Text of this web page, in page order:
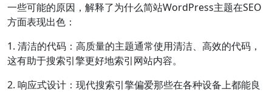
一些可能的原因，解释了为什么简站WordPress主题在SEO
方面表现出色：
1. 清洁的代码：高质量的主题通常使用清洁、高效的代码，
这有助于搜索引擎更好地索引网站内容。
2. 响应式设计：现代搜索引擎偏爱那些在各种设备上都能良